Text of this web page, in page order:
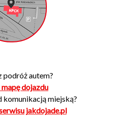
podróż autem?
dojazdu
komunikacją miejską?
jakdojade.pl